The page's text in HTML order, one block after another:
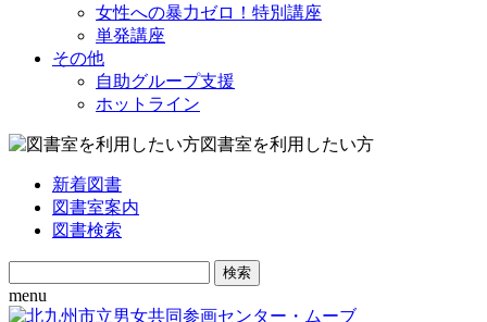
女性への暴力ゼロ！特別講座
単発講座
その他
自助グループ支援
ホットライン
図書室を利用したい方
新着図書
図書室案内
図書検索
Search
for:
menu